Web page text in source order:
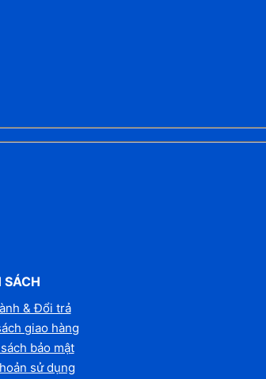
SÁCH
& Đổi trả
giao hàng
bảo mật
sử dụng